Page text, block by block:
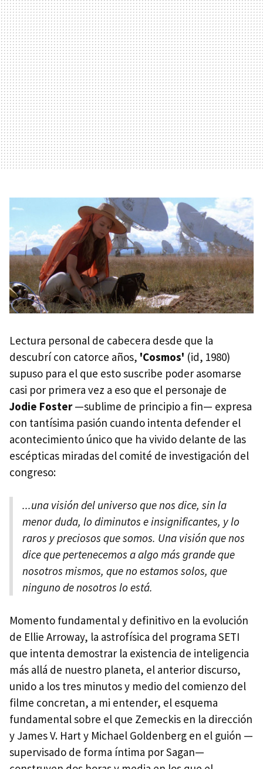
Lectura personal de cabecera desde que la
descubrí con catorce años, 'Cosmos' (id, 1980)
supuso para el que esto suscribe poder asomarse
casi por primera vez a eso que el personaje de
Jodie Foster—sublime de principio a fin— expresa
con tantísima pasión cuando intenta defender el
acontecimiento único que ha vivido delante de las
escépticas miradas del comité de investigación del
congreso:
...una visión del universo que nos dice, sin la
menor duda, lo diminutos e insignificantes, y lo
raros y preciosos que somos. Una visión que nos
dice que pertenecemos a algo más grande que
nosotros mismos, que no estamos solos, que
ninguno de nosotros lo está.
Momento fundamental y definitivo en la evolución
de Ellie Arroway, la astrofísica del programa SETI
que intenta demostrar la existencia de inteligencia
más allá de nuestro planeta, el anterior discurso,
unido a los tres minutos y medio del comienzo del
filme concretan, a mi entender, el esquema
fundamental sobre el que Zemeckis en la dirección
y James V. Hart y Michael Goldenberg en el guión —
supervisado de forma íntima por Sagan—